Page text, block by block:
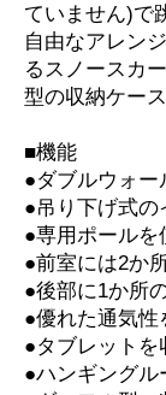
ていません)で
自由なアレン
るスノースカ
型の収納ケー
■機能
●ダブルウォー
●吊り下げ式の
●専用ポールを
●前室には2か
●後部に1か所
●優れた通気性
●タブレットを
●ハンギングル